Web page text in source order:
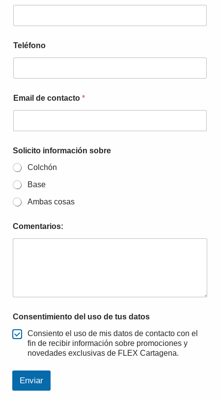
T
f
o
n
E
a
Teléfono
Email de contacto *
Solicito información sobre
Colchón
Base
Ambas cosas
Comentarios:
Consentimiento del uso de tus datos
Consiento el uso de mis datos de contacto con el
fin de recibir información sobre promociones y
novedades exclusivas de FLEX Cartagena.
Enviar